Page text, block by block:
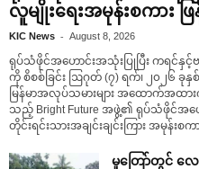
လူမျိုးရေးအမုန်းစကား ဖြ
KIC News - August 8, 2026
ရုပ်သံဖိုင်အဟောင်းအသုံးပြုပြီး ကရင်နှင့်ဗမ
ကို စိစစ်ခြင်း ဩဂုတ် (၇) ရက်၊ ၂၀၂၆ ခုနှစ်
မြန်မာအလုပ်သမားများ အထောက်အထာ
သည့် Bright Future အဖွဲ့၏ ရုပ်သံဖိုင်အဟ
တိုင်းရင်းသားအချင်းချင်းကြား အမုန်း
မူတြော်တွင် လ